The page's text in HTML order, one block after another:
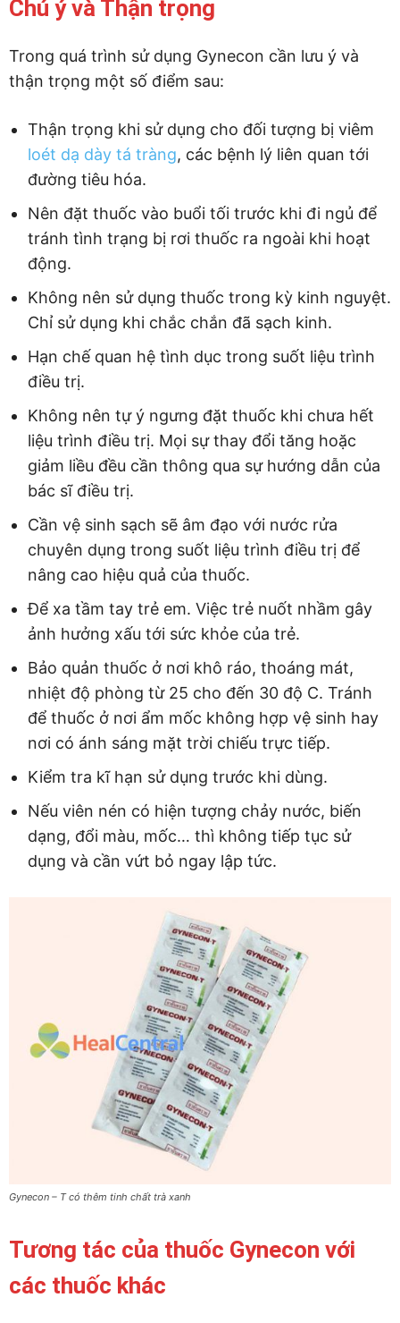
Chú ý và Thận trọng
Trong quá trình sử dụng Gynecon cần lưu ý và
thận trọng một số điểm sau:
Thận trọng khi sử dụng cho đối tượng bị viêm
loét dạ dày tá tràng, các bệnh lý liên quan tới
đường tiêu hóa.
Nên đặt thuốc vào buổi tối trước khi đi ngủ để
tránh tình trạng bị rơi thuốc ra ngoài khi hoạt
động.
Không nên sử dụng thuốc trong kỳ kinh nguyệt.
Chỉ sử dụng khi chắc chắn đã sạch kinh.
Hạn chế quan hệ tình dục trong suốt liệu trình
điều trị.
Không nên tự ý ngưng đặt thuốc khi chưa hết
liệu trình điều trị. Mọi sự thay đổi tăng hoặc
giảm liều đều cần thông qua sự hướng dẫn của
bác sĩ điều trị.
Cần vệ sinh sạch sẽ âm đạo với nước rửa
chuyên dụng trong suốt liệu trình điều trị để
nâng cao hiệu quả của thuốc.
Để xa tầm tay trẻ em. Việc trẻ nuốt nhầm gây
ảnh hưởng xấu tới sức khỏe của trẻ.
Bảo quản thuốc ở nơi khô ráo, thoáng mát,
nhiệt độ phòng từ 25 cho đến 30 độ C. Tránh
để thuốc ở nơi ẩm mốc không hợp vệ sinh hay
nơi có ánh sáng mặt trời chiếu trực tiếp.
Kiểm tra kĩ hạn sử dụng trước khi dùng.
Nếu viên nén có hiện tượng chảy nước, biến
dạng, đổi màu, mốc… thì không tiếp tục sử
dụng và cần vứt bỏ ngay lập tức.
Gynecon – T có thêm tinh chất trà xanh
Tương tác của thuốc Gynecon với
các thuốc khác